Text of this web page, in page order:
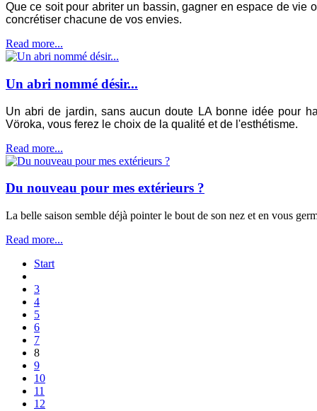
Que ce soit pour abriter un bassin, gagner en espace de vie
concrétiser chacune de vos envies.
Read more...
Un abri nommé désir...
Un abri de jardin, sans aucun doute LA bonne idée pour
Vöroka, vous ferez le choix de la qualité et de l'esthétisme.
Read more...
Du nouveau pour mes extérieurs ?
La belle saison semble déjà pointer le bout de son nez et en vous
Read more...
Start
3
4
5
6
7
8
9
10
11
12